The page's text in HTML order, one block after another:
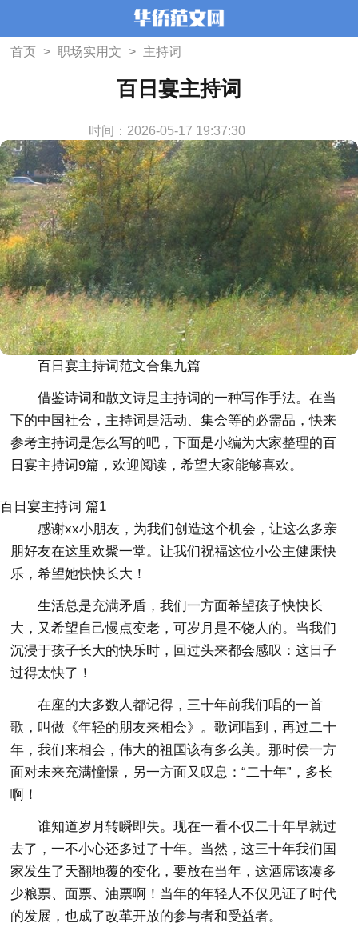
首页 > 职场实用文 > 主持词
百日宴主持词
时间：2026-05-17 19:37:30
百日宴主持词范文合集九篇
借鉴诗词和散文诗是主持词的一种写作手法。在当
下的中国社会，主持词是活动、集会等的必需品，快来
参考主持词是怎么写的吧，下面是小编为大家整理的百
日宴主持词9篇，欢迎阅读，希望大家能够喜欢。
百日宴主持词 篇1
感谢xx小朋友，为我们创造这个机会，让这么多亲
朋好友在这里欢聚一堂。让我们祝福这位小公主健康快
乐，希望她快快长大！
生活总是充满矛盾，我们一方面希望孩子快快长
大，又希望自己慢点变老，可岁月是不饶人的。当我们
沉浸于孩子长大的快乐时，回过头来都会感叹：这日子
过得太快了！
在座的大多数人都记得，三十年前我们唱的一首
歌，叫做《年轻的朋友来相会》。歌词唱到，再过二十
年，我们来相会，伟大的祖国该有多么美。那时侯一方
面对未来充满憧憬，另一方面又叹息：“二十年”，多长
啊！
谁知道岁月转瞬即失。现在一看不仅二十年早就过
去了，一不小心还多过了十年。当然，这三十年我们国
家发生了天翻地覆的变化，要放在当年，这酒席该凑多
少粮票、面票、油票啊！当年的年轻人不仅见证了时代
的发展，也成了改革开放的参与者和受益者。